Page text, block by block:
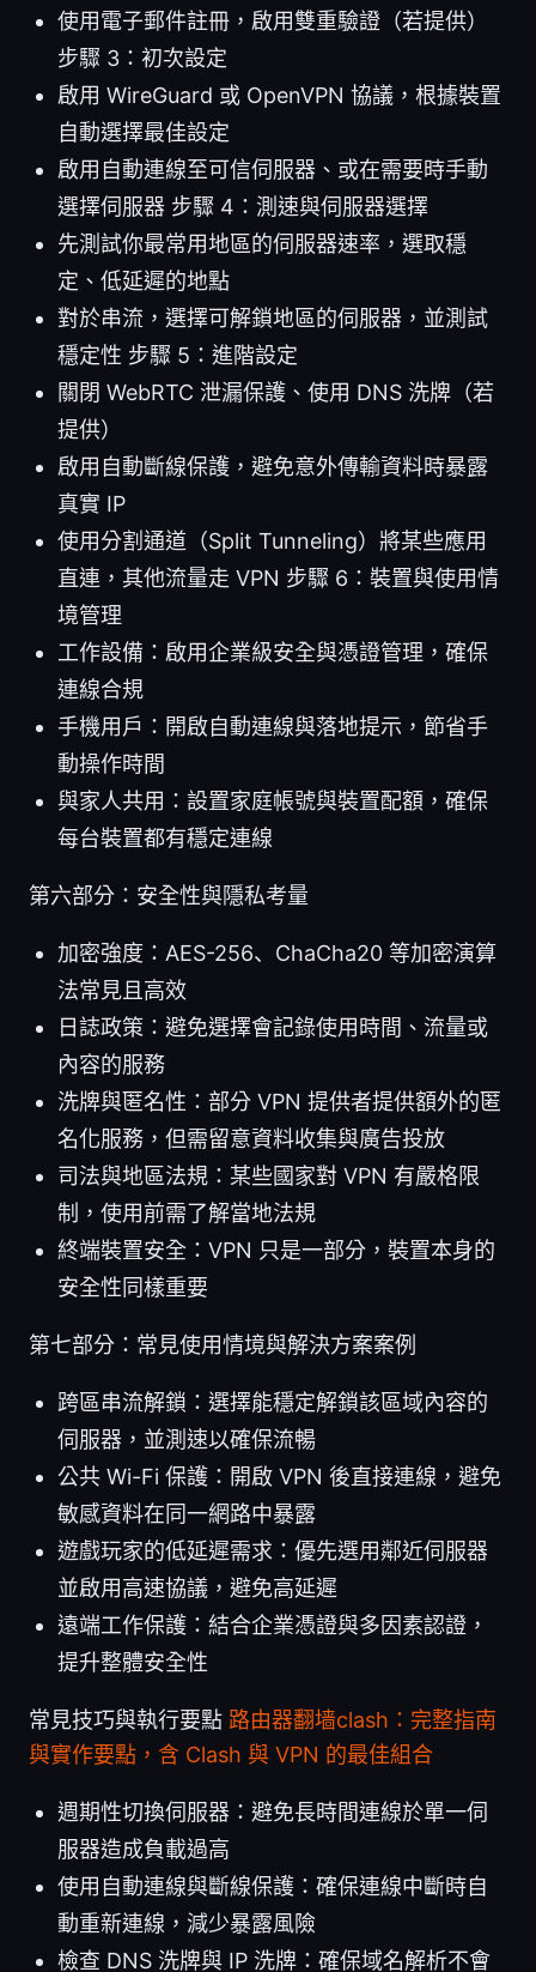
使用電子郵件註冊，啟用雙重驗證（若提供）
步驟 3：初次設定
啟用 WireGuard 或 OpenVPN 協議，根據裝置
自動選擇最佳設定
啟用自動連線至可信伺服器、或在需要時手動
選擇伺服器 步驟 4：測速與伺服器選擇
先測試你最常用地區的伺服器速率，選取穩
定、低延遲的地點
對於串流，選擇可解鎖地區的伺服器，並測試
穩定性 步驟 5：進階設定
關閉 WebRTC 泄漏保護、使用 DNS 洗牌（若
提供）
啟用自動斷線保護，避免意外傳輸資料時暴露
真實 IP
使用分割通道（Split Tunneling）將某些應用
直連，其他流量走 VPN 步驟 6：裝置與使用情
境管理
工作設備：啟用企業級安全與憑證管理，確保
連線合規
手機用戶：開啟自動連線與落地提示，節省手
動操作時間
與家人共用：設置家庭帳號與裝置配額，確保
每台裝置都有穩定連線
第六部分：安全性與隱私考量
加密強度：AES-256、ChaCha20 等加密演算
法常見且高效
日誌政策：避免選擇會記錄使用時間、流量或
內容的服務
洗牌與匿名性：部分 VPN 提供者提供額外的匿
名化服務，但需留意資料收集與廣告投放
司法與地區法規：某些國家對 VPN 有嚴格限
制，使用前需了解當地法規
終端裝置安全：VPN 只是一部分，裝置本身的
安全性同樣重要
第七部分：常見使用情境與解決方案案例
跨區串流解鎖：選擇能穩定解鎖該區域內容的
伺服器，並測速以確保流暢
公共 Wi-Fi 保護：開啟 VPN 後直接連線，避免
敏感資料在同一網路中暴露
遊戲玩家的低延遲需求：優先選用鄰近伺服器
並啟用高速協議，避免高延遲
遠端工作保護：結合企業憑證與多因素認證，
提升整體安全性
常見技巧與執行要點 路由器翻墙clash：完整指南
與實作要點，含 Clash 與 VPN 的最佳組合
週期性切換伺服器：避免長時間連線於單一伺
服器造成負載過高
使用自動連線與斷線保護：確保連線中斷時自
動重新連線，減少暴露風險
檢查 DNS 洗牌與 IP 洗牌：確保域名解析不會